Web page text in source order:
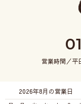
営業時間／
2026年8月の営業日